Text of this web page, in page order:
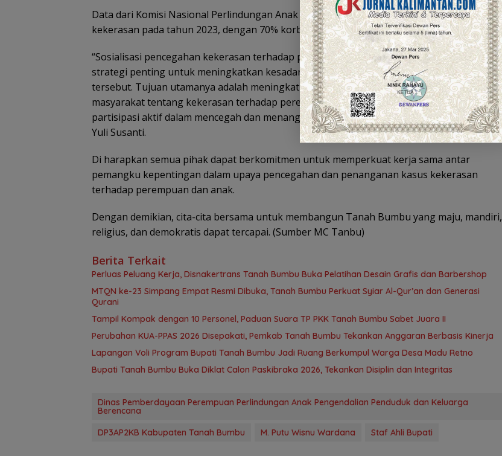
Data dari Komisi Nasional Perlindungan Anak menunjukkan bahwa terdapat 17.000 kasus
kekerasan pada tahun 2023, dengan 70% korbannya adalah anak-anak.
“Sosialisasi pencegahan kekerasan terhadap perempuan dan anak menjadi salah satu
strategi penting untuk meningkatkan kesadaran masyarakat akan bahaya kekerasan
tersebut. Tujuan utamanya adalah meningkatkan pengetahuan dan pemahaman
masyarakat tentang kekerasan terhadap perempuan dan anak, serta mendorong
partisipasi aktif dalam mencegah dan menanggulangi kekerasan tersebut,” ungkap Erli
Yuli Susanti.
Di harapkan semua pihak dapat berkomitmen untuk memperkuat kerja sama antar
pemangku kepentingan dalam upaya pencegahan dan penanganan kasus kekerasan
terhadap perempuan dan anak.
Dengan demikian, cita-cita bersama untuk membangun Tanah Bumbu yang maju, mandiri,
religius, dan demokratis dapat tercapai. (Sumber MC Tanbu)
Berita Terkait
Perluas Peluang Kerja, Disnakertrans Tanah Bumbu Buka Pelatihan Desain Grafis dan Barbershop
MTQN ke-23 Simpang Empat Resmi Dibuka, Tanah Bumbu Perkuat Syiar Al-Qur’an dan Generasi
Qurani
Tampil Kompak dengan 10 Personel, Paduan Suara TP PKK Tanah Bumbu Sabet Juara II
Perubahan KUA-PPAS 2026 Disepakati, Pemkab Tanah Bumbu Tekankan Anggaran Berbasis Kinerja
Lapangan Voli Program Bupati Tanah Bumbu Jadi Ruang Berkumpul Warga Desa Madu Retno
Bupati Tanah Bumbu Buka Diklat Calon Paskibraka 2026, Tekankan Disiplin dan Integritas
Dinas Pemberdayaan Perempuan Perlindungan Anak Pengendalian Penduduk dan Keluarga
Berencana
DP3AP2KB Kabupaten Tanah Bumbu
M. Putu Wisnu Wardana Staf Ahli Bupati